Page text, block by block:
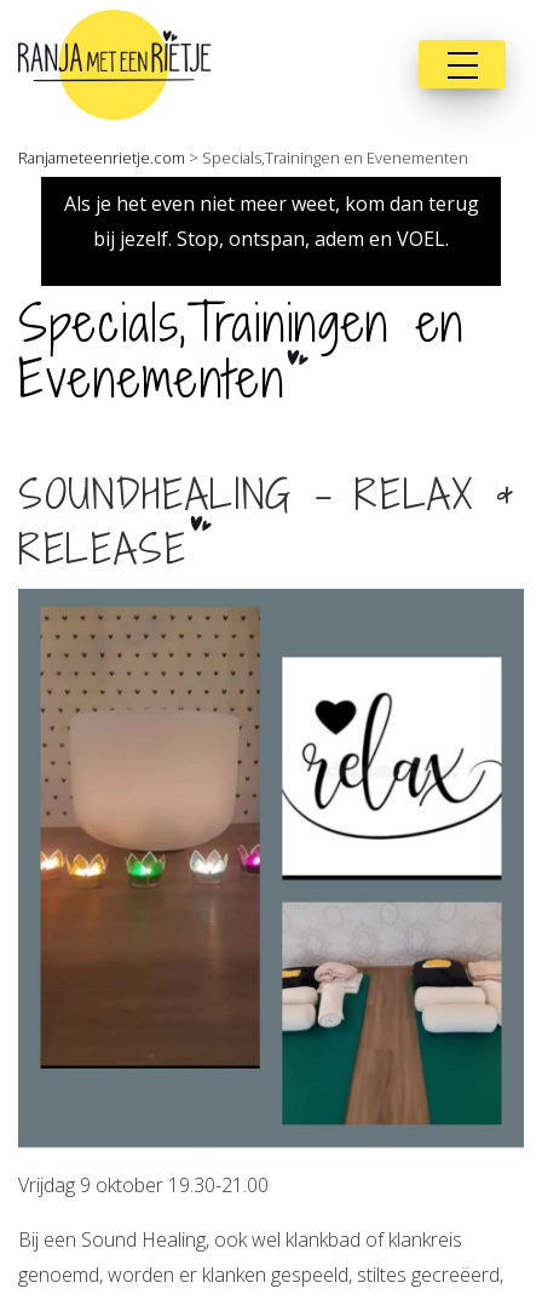
Ranjameteenrietje.com > Specials,Trainingen en Evenementen
Als je het even niet meer weet, kom dan terug
bij jezelf. Stop, ontspan, adem en VOEL.
Specials,Trainingen en
Evenementen
SOUNDHEALING - RELAX &
RELEASE
Vrijdag 9 oktober 19.30-21.00
Bij een Sound Healing, ook wel klankbad of klankreis
genoemd, worden er klanken gespeeld, stiltes gecreëerd,